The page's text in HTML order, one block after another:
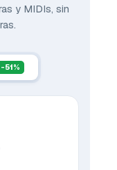
y MIDIs, sin
-51%